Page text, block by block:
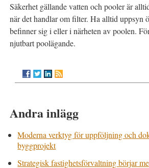
Säkerhet gällande vatten och pooler är
när det handlar om filter. Ha alltid uppsyn
befinner sig i eller i närheten av poolen.
njutbart poolägande.
Andra inlägg
Moderna verktyg för uppföljning och
byggprojekt
Strategisk fastighetsförvaltning börjar